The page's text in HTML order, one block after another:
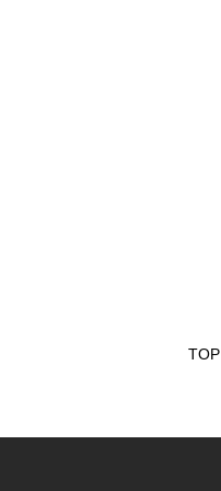
TOP